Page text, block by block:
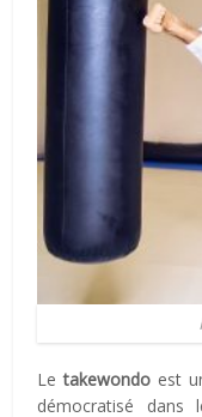
Letakewondoest
démocratisé dans